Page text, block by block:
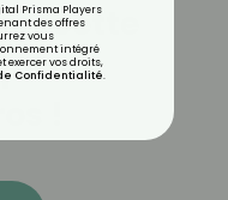
recette
va
!
Prisma Players
des offres
vous
intégré
exercer vos droits,
Confidentialité.